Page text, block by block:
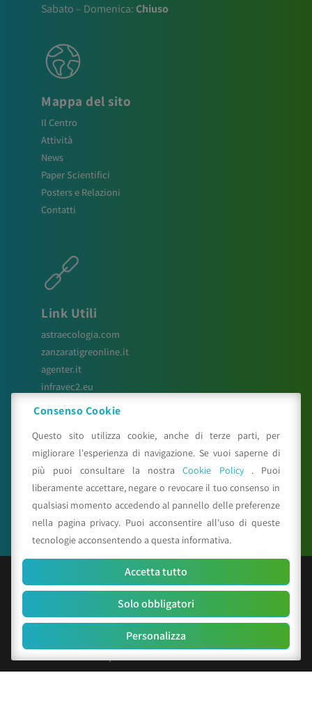
Sabato – Domenica: Chiuso
Mappa del sito
Il Centro
Attività
News
Paper Scientifici
Posters e Relazioni
Contatti
Link Utili
astraecologia.com
zanzaratigreonline.it
agenter.it
infravec2.eu
meteosystem.com
Seguici su
© Copyright 2025 CAA - all rights reserved
C.F. e P.IVA 01529451203
R.E.A. n. 342491/BO
Cap. Soc. Euro 156.000 i.v.
Consenso Cookie
Questo sito utilizza cookie, anche di terze parti, per
migliorare l'esperienza di navigazione. Se vuoi saperne di
più puoi consultare la nostraCookie Policy . Puoi
liberamente accettare, negare o revocare il tuo consenso in
qualsiasi momento accedendo al pannello delle preferenze
nella pagina privacy. Puoi acconsentire all'uso di queste
tecnologie acconsentendo a questa informativa.
Accetta tutto
Solo obbligatori
Personalizza